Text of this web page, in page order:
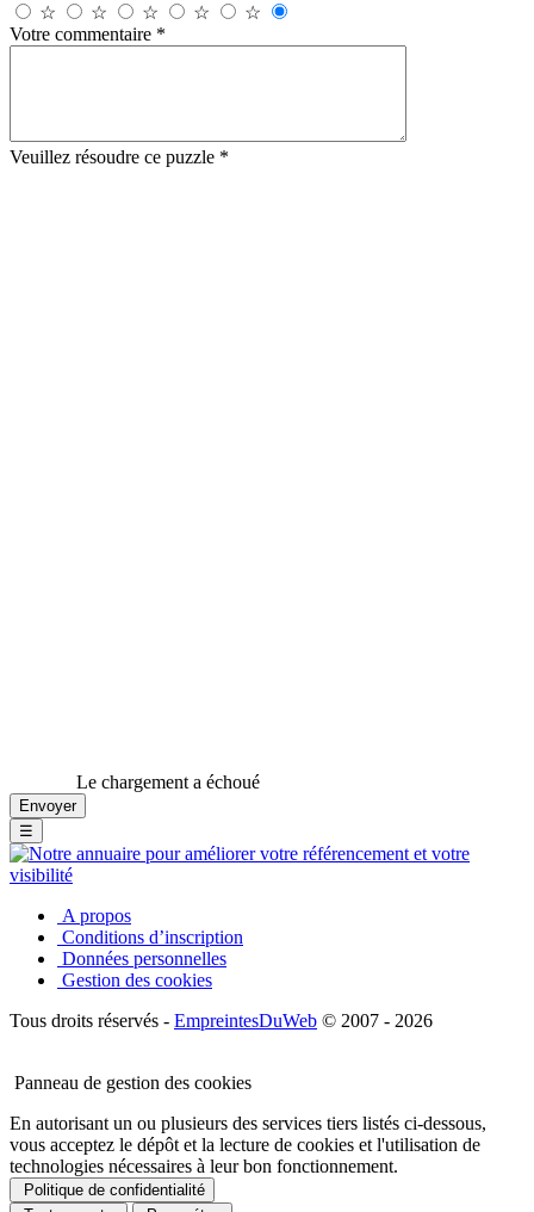
☆
☆ ☆ ☆
☆
Votre commentaire *
Veuillez résoudre ce puzzle *
Le chargement a échoué
☰
A propos
Conditions d’inscription
Données personnelles
Gestion des cookies
Tous droits réservés - EmpreintesDuWeb © 2007 - 2026
Panneau de gestion des cookies
En autorisant un ou plusieurs des services tiers listés ci-dessous,
vous acceptez le dépôt et la lecture de cookies et l'utilisation de
technologies nécessaires à leur bon fonctionnement.
Politique de confidentialité